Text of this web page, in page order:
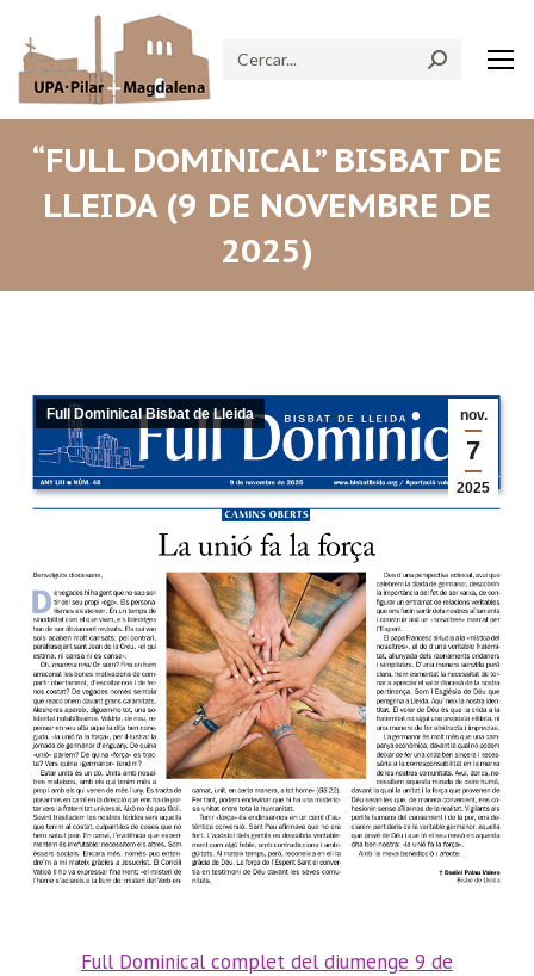
Search:
“FULL DOMINICAL” BISBAT DE
LLEIDA (9 DE NOVEMBRE DE
2025)
nov.
7
2025
Full Dominical Bisbat de Lleida
Full Dominical complet del diumenge 9 de